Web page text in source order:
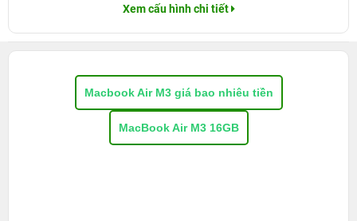
Xem cấu hình chi tiết
Macbook Air M3 giá bao nhiêu tiền
MacBook Air M3 16GB